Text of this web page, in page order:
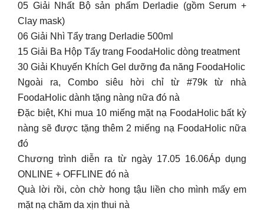
05 Giải Nhất Bộ sản phẩm Derladie (gồm Serum +
Clay mask)
06 Giải Nhì Tẩy trang Derladie 500ml
15 Giải Ba Hộp Tẩy trang FoodaHolic dòng treatment
30 Giải Khuyến Khích Gel dưỡng đa năng FoodaHolic
Ngoài ra, Combo siêu hời chỉ từ #79k từ nhà
FoodaHolic dành tặng nàng nữa đó nà
Đặc biệt, Khi mua 10 miếng mặt nạ FoodaHolic bất kỳ
nàng sẽ được tặng thêm 2 miếng nạ FoodaHolic nữa
đó
Chương trình diễn ra từ ngày 17.05 16.06Áp dụng
ONLINE + OFFLINE đó nà
Quà lời rồi, còn chờ hong tậu liền cho mình mấy em
mặt nạ chăm da xịn thui nà